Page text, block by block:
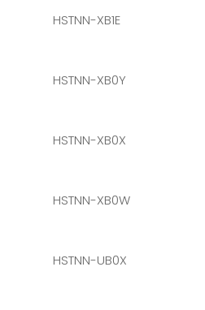
HSTNN-XB1E
HSTNN-XB0Y
HSTNN-XB0X
HSTNN-XB0W
HSTNN-UB0X